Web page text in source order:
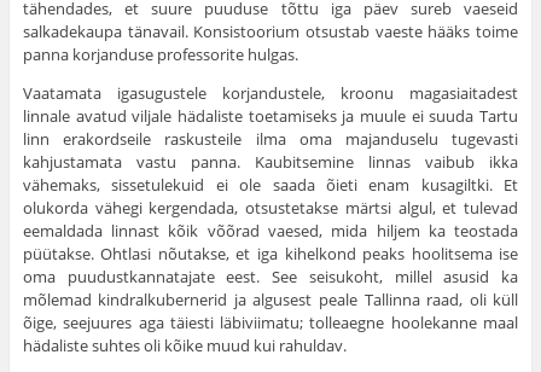
tähendades, et suure puuduse tõttu iga päev sureb vaeseid
salkadekaupa tänavail. Konsistoorium otsustab vaeste hääks toime
panna korjanduse professorite hulgas.
Vaatamata igasugustele korjandustele, kroonu magasiaitadest
linnale avatud viljale hädaliste toetamiseks ja muule ei suuda Tartu
linn era­kordseile raskusteile ilma oma majanduselu tugevasti
kahjustamata vastu panna. Kaubitsemine linnas vaibub ikka
vähemaks, sissetulekuid ei ole saada õieti enam kusagiltki. Et
olukorda vähegi kergendada, otsustetakse märtsi algul, et tulevad
eemaldada linnast kõik võõrad vaesed, mida hil­jem ka teostada
püütakse. Ohtlasi nõutakse, et iga kihelkond peaks hoolit­sema ise
oma puudustkannatajate eest. See seisukoht, millel asusid ka
mõlemad kindralkubernerid ja algusest peale Tallinna raad, oli küll
õige, seejuures aga täiesti läbiviimatu; tolleaegne hoolekanne maal
hädaliste suhtes oli kõike muud kui rahuldav.